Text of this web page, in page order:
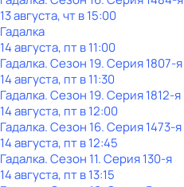
13 августа, чт в 15:00
Гадалка
14 августа, пт в 11:00
Гадалка. Сезон 19. Серия 1807-я
14 августа, пт в 11:30
Гадалка. Сезон 19. Серия 1812-я
14 августа, пт в 12:00
Гадалка. Сезон 16. Серия 1473-я
14 августа, пт в 12:45
Гадалка. Сезон 11. Серия 130-я
14 августа, пт в 13:15